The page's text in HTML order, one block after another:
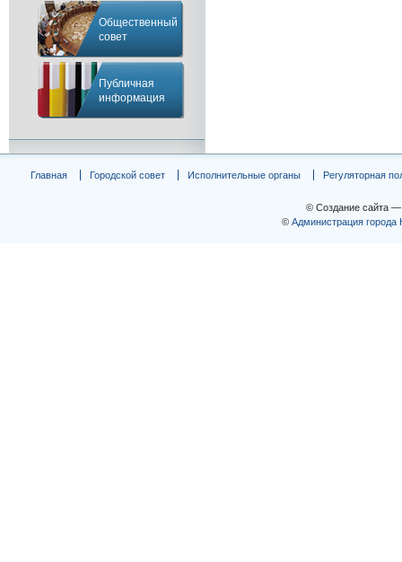
Общественный
совет
Публичная
информация
Главная Городской совет Исполнительные органы Регуляторная
© Создание сайта
© Администрация города